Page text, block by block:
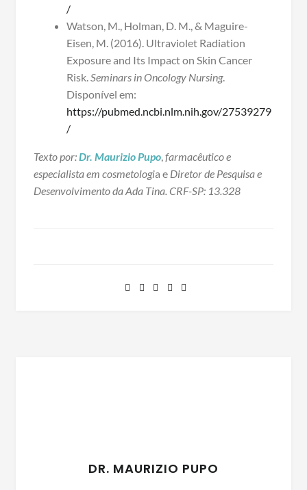
/
Watson, M., Holman, D. M., & Maguire-
Eisen, M. (2016). Ultraviolet Radiation
Exposure and Its Impact on Skin Cancer
Risk.Seminars in Oncology Nursing.
Disponível em:
https://pubmed.ncbi.nlm.nih.gov/27539279
/
Texto por:Dr. Maurizio Pupo,farmacêutico e
especialista em cosmetologia e Diretor de Pesquisa e
Desenvolvimento da Ada Tina. CRF-SP: 13.328
DR. MAURIZIO PUPO